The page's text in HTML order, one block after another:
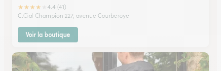
★★★★
4.4 (41)
C.Cial Champion 227, avenue Courberoye
Voir la boutique